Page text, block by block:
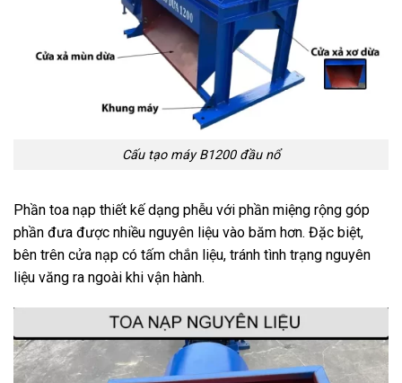
Cấu tạo máy B1200 đầu nổ
Phần toa nạp thiết kế dạng phễu với phần miệng rộng góp
phần đưa được nhiều nguyên liệu vào băm hơn. Đặc biệt,
bên trên cửa nạp có tấm chắn liệu, tránh tình trạng nguyên
liệu văng ra ngoài khi vận hành.